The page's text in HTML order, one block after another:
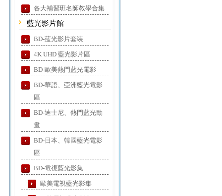
各大補習班名師教學合集
藍光影片館
BD-蓝光影片套装
4K UHD 藍光影片區
BD-歐美熱門藍光電影
BD-華語、亞洲藍光電影
區
BD-迪士尼、熱門藍光動
畫
BD-日本、韓國藍光電影
區
BD-電視藍光影集
歐美電視藍光影集